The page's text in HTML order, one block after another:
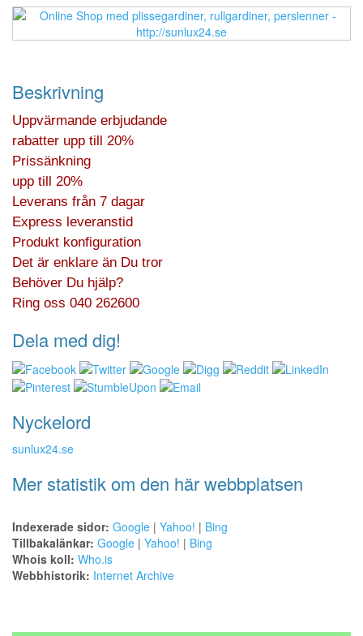
Beskrivning
Uppvärmande erbjudande
rabatter upp till 20%
Prissänkning
upp till 20%
Leverans från 7 dagar
Express leveranstid
Produkt konfiguration
Det är enklare än Du tror
Behöver Du hjälp?
Ring oss 040 262600
Dela med dig!
Nyckelord
sunlux24.se
Mer statistik om den här webbplatsen
Indexerade sidor: Google | Yahoo! | Bing
Tillbakalänkar: Google | Yahoo! | Bing
Whois koll: Who.is
Webbhistorik: Internet Archive